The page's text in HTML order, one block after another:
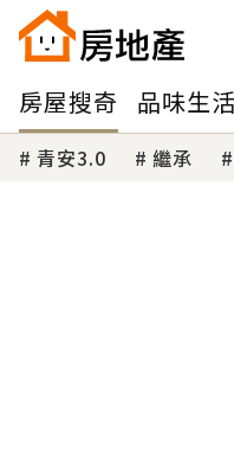
房屋搜奇 品味生活
青安3.0 繼承